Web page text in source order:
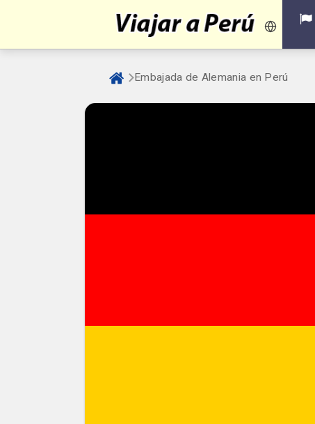
Embajada de Alemania en Perú